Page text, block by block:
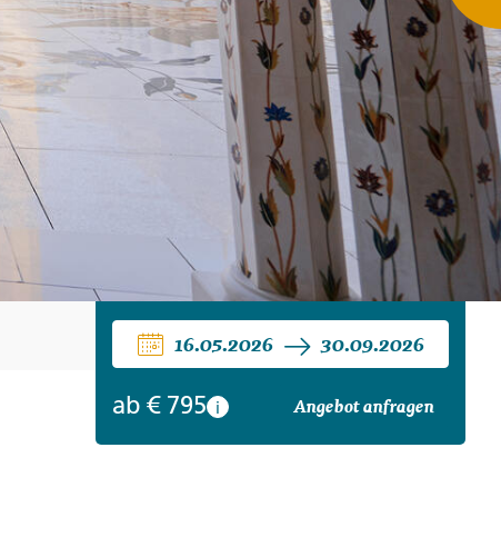
Zypern
+49 (0) 431 5446-0 Reisefinder öffnen
+49 (0) 431 5446-0 Reisefinder öffnen
Beratung +49 (0) 431 5446-0 Reisefinder öffnen
16.05.2026 30.09.2026
ab € 795 i Angebot anfragen